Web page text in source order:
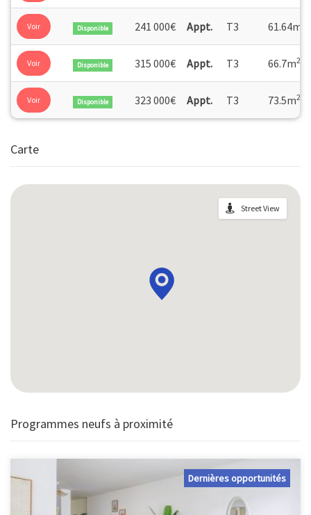
Voir Disponible 241 000€ Appt. T3 61.64m
Voir Disponible 315 000€ Appt. T3 66.7m2
Voir Disponible 323 000€ Appt. T3 73.5m2
Carte
Street View
Programmes neufs à proximité
Dernières opportunités